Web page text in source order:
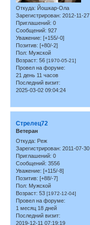
Откуда: Йошкар-Ола
Зарегистрирован: 2012-11-27
Приглашений: 0
Сообщений: 927
Уважение: [+155/-0]
Позитив: [+80/-2]
Пол: Мужской
Возраст: 56 [1970-05-21]
Провел на форуме:
21 день 11 часов
Последний визит:
2025-03-02 09:04:24
Стрелец72
Ветеран
Откуда: Реж
Зарегистрирован: 2011-07-30
Приглашений: 0
Сообщений: 3556
Уважение: [+115/-8]
Позитив: [+88/-7]
Пол: Мужской
Возраст: 53 [1972-12-04]
Провел на форуме:
1 месяц 18 дней
Последний визит:
2019-12-11 07:19:19